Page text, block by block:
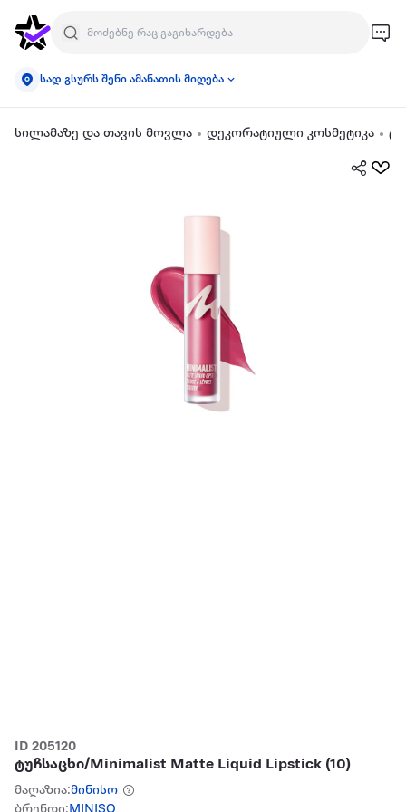
სად გსურს შენი ამანათის მიღება
სილამაზე და თავის მოვლა დეკორატიული კოსმეტიკა
ID 205120
ტუჩსაცხი/Minimalist Matte Liquid Lipstick (10)
მაღაზია:მინისო